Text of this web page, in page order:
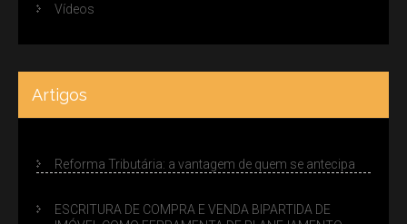
Vídeos
Artigos
Reforma Tributária: a vantagem de quem se antecipa
ESCRITURA DE COMPRA E VENDA BIPARTIDA DE